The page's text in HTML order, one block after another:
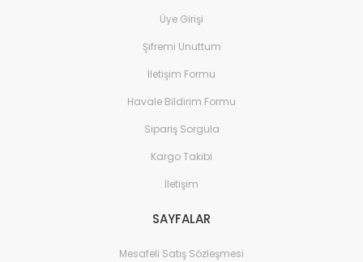
Üye Girişi
Şifremi Unuttum
İletişim Formu
Havale Bildirim Formu
Sipariş Sorgula
Kargo Takibi
İletişim
SAYFALAR
Mesafeli Satış Sözleşmesi